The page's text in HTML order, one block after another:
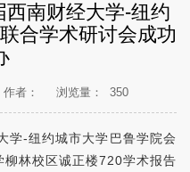
西南财经大学-纽约
合学术研讨会成功
作者： 浏览量： 350
学-纽约城市大学巴鲁学院会
林校区诚正楼720学术报告